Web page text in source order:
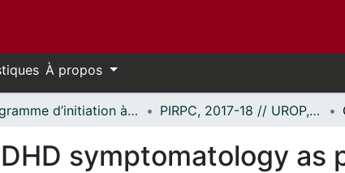
À propos
Programme d’initiation à la recherche au premier cycle (PIRPC) // Undergraduate Research Opportunity Program (UROP) PIRPC, 2017-18 // UROP, 2017-18
symptomatology as